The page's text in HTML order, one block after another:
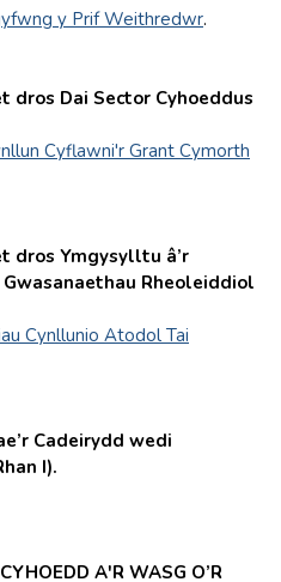
y Prif Weithredwr.
dros Dai Sector Cyhoeddus
Cyflawni'r Grant Cymorth
dros Ymgysylltu â’r
Rheoleiddiol
Cynllunio Atodol Tai
Cadeirydd wedi
I).
A'R WASG O’R